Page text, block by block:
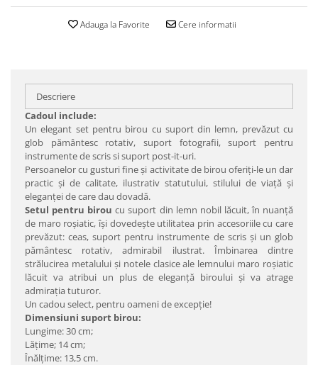
Adauga la Favorite Cere informatii
Descriere
Cadoul include:
Un elegant set pentru birou cu suport din lemn, prevăzut cu
glob pământesc rotativ, suport fotografii, suport pentru
instrumente de scris si suport post-it-uri.
Persoanelor cu gusturi fine şi activitate de birou oferiţi-le un dar
practic şi de calitate, ilustrativ statutului, stilului de viaţă şi
eleganţei de care dau dovadă.
Setul pentru birou cu suport din lemn nobil lăcuit, în nuanţă
de maro roşiatic, îşi dovedeşte utilitatea prin accesoriile cu care
prevăzut: ceas, suport pentru instrumente de scris şi un glob
pământesc rotativ, admirabil ilustrat. Îmbinarea dintre
strălucirea metalului şi notele clasice ale lemnului maro roşiatic
lăcuit va atribui un plus de eleganţă biroului şi va atrage
admiraţia tuturor.
Un cadou select, pentru oameni de excepţie!
Dimensiuni suport birou:
Lungime: 30 cm;
Lăţime; 14 cm;
Înălţime: 13,5 cm.